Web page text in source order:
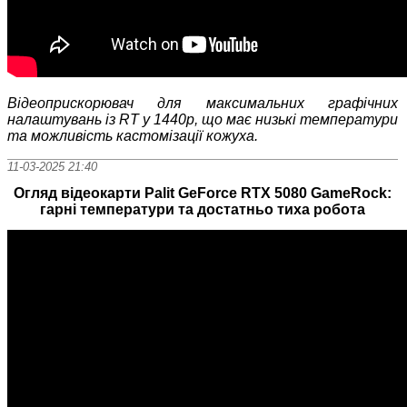
Відеоприскорювач для максимальних графічних
налаштувань із RT у 1440p, що має низькі температури
та можливість кастомізації кожуха.
11-03-2025 21:40
Огляд відеокарти Palit GeForce RTX 5080 GameRock:
гарні температури та достатньо тиха робота